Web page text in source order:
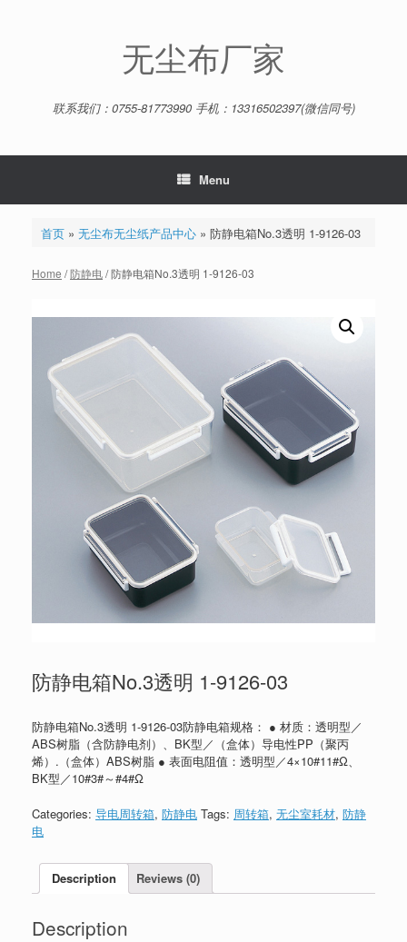
无尘布厂家
联系我们：0755-81773990 手机：13316502397(微信同号)
Menu
首页» 无尘布无尘纸产品中心» 防静电箱No.3透明 1-9126-03
Home /防静电/ 防静电箱No.3透明 1-9126-03
防静电箱No.3透明 1-9126-03
防静电箱No.3透明 1-9126-03防静电箱规格： ● 材质：透明型／
ABS树脂（含防静电剂）、BK型／（盒体）导电性PP（聚丙
烯）.（盒体）ABS树脂 ● 表面电阻值：透明型／4×10#11#Ω、
BK型／10#3#～#4#Ω
Categories: 导电周转箱, 防静电 Tags: 周转箱, 无尘室耗材, 防静
电
Description Reviews (0)
Description